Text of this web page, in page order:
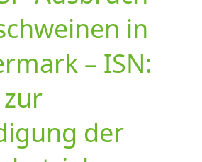
in
– ISN:
der